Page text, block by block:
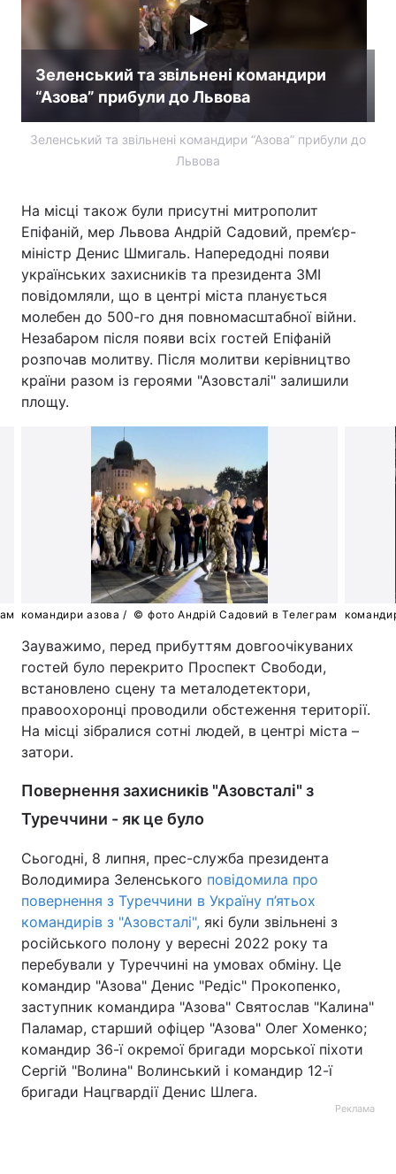
Вакансії
Контакти
Послуги
Тема оформлення
Зеленський та звільнені командири
“Азова” прибули до Львова
Зеленський та звільнені командири “Азова” прибули до
Львова
На місці також були присутні митрополит
Епіфаній, мер Львова Андрій Садовий, прем’єр-
міністр Денис Шмигаль. Напередодні появи
українських захисників та президента ЗМІ
повідомляли, що в центрі міста планується
молебен до 500-го дня повномасштабної війни.
Незабаром після появи всіх гостей Епіфаній
розпочав молитву. Після молитви керівництво
країни разом із героями "Азовсталі" залишили
площу.
командири азова / © фото Андрій Садовий в Телеграм
Зауважимо, перед прибуттям довгоочікуваних
гостей було перекрито Проспект Свободи,
встановлено сцену та металодетектори,
правоохоронці проводили обстеження території.
На місці зібралися сотні людей, в центрі міста –
затори.
Повернення захисників "Азовсталі" з
Туреччини - як це було
Сьогодні, 8 липня, прес-служба президента
Володимира Зеленського повідомила про
повернення з Туреччини в Україну п’ятьох
командирів з "Азовсталі", які були звільнені з
російського полону у вересні 2022 року та
перебували у Туреччині на умовах обміну. Це
командир "Азова" Денис "Редіс" Прокопенко,
заступник командира "Азова" Святослав "Калина"
Паламар, старший офіцер "Азова" Олег Хоменко;
командир 36-ї окремої бригади морської піхоти
Сергій "Волина" Волинський і командир 12-ї
бригади Нацгвардії Денис Шлега.
Реклама